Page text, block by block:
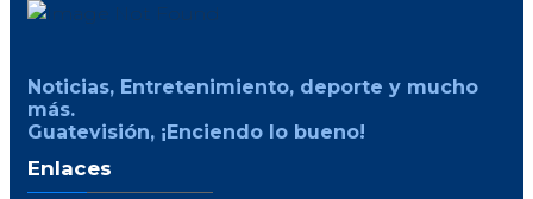
Noticias, Entretenimiento, deporte y mucho
más.
Guatevisión, ¡Enciendo lo bueno!
Enlaces